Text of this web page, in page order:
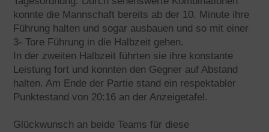
konnte die Mannschaft bereits ab der 10. Minute ihre
Führung halten und sogar ausbauen und so mit einer
3- Tore Führung in die Halbzeit gehen.
In der zweiten Halbzeit führten sie ihre konstante
Leistung fort und konnten den Gegner auf Abstand
halten. Am Ende der Partie stand ein respektabler
Punktestand von 20:16 an der Anzeigetafel.
Glückwunsch an beide Teams für diese